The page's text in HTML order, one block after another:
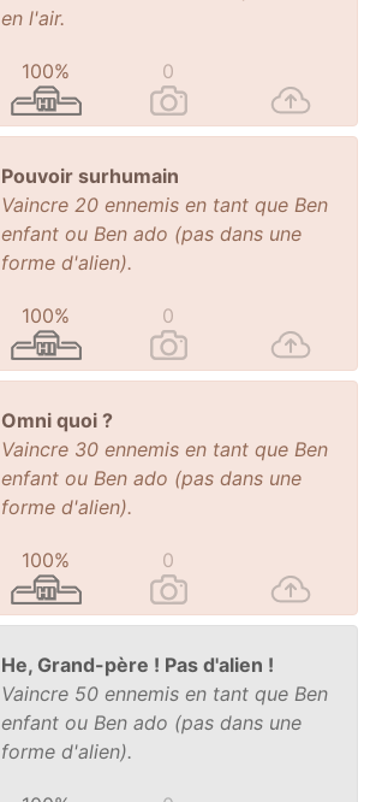
en l'air.
100% 0
Pouvoir surhumain
Vaincre 20 ennemis en tant que Ben
enfant ou Ben ado (pas dans une
forme d'alien).
100% 0
Omni quoi ?
Vaincre 30 ennemis en tant que Ben
enfant ou Ben ado (pas dans une
forme d'alien).
100% 0
He, Grand-père ! Pas d'alien !
Vaincre 50 ennemis en tant que Ben
enfant ou Ben ado (pas dans une
forme d'alien).